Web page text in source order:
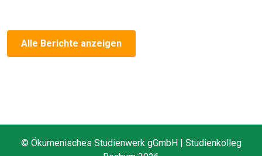
Alle Berichte anzeigen
© Ökumenisches Studienwerk gGmbH | Studienkolleg